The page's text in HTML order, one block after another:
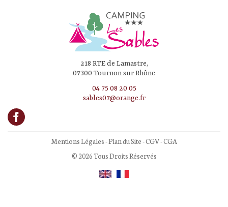
218 RTE de Lamastre,
07300 Tournon sur Rhône
04 75 08 20 05
sables07@orange.fr
Mentions Légales-Plan du Site-CGV-CGA
© 2026 Tous Droits Réservés